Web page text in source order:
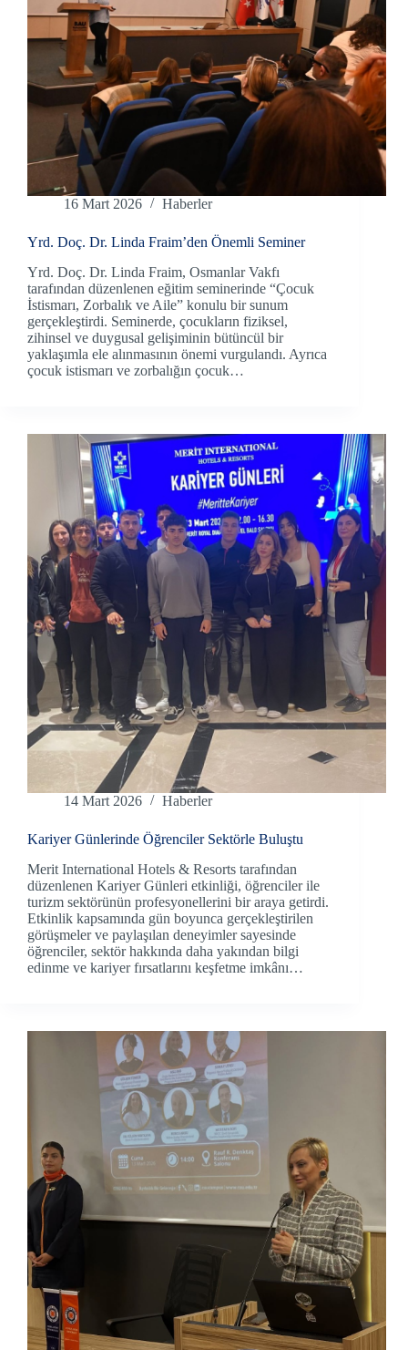
16 Mart 2026 Haberler
Yrd. Doç. Dr. Linda Fraim’den Önemli Seminer
Yrd. Doç. Dr. Linda Fraim, Osmanlar Vakfı
tarafından düzenlenen eğitim seminerinde “Çocuk
İstismarı, Zorbalık ve Aile” konulu bir sunum
gerçekleştirdi. Seminerde, çocukların fiziksel,
zihinsel ve duygusal gelişiminin bütüncül bir
yaklaşımla ele alınmasının önemi vurgulandı. Ayrıca
çocuk istismarı ve zorbalığın çocuk…
14 Mart 2026 Haberler
Kariyer Günlerinde Öğrenciler Sektörle Buluştu
Merit International Hotels & Resorts tarafından
düzenlenen Kariyer Günleri etkinliği, öğrenciler ile
turizm sektörünün profesyonellerini bir araya getirdi.
Etkinlik kapsamında gün boyunca gerçekleştirilen
görüşmeler ve paylaşılan deneyimler sayesinde
öğrenciler, sektör hakkında daha yakından bilgi
edinme ve kariyer fırsatlarını keşfetme imkânı…